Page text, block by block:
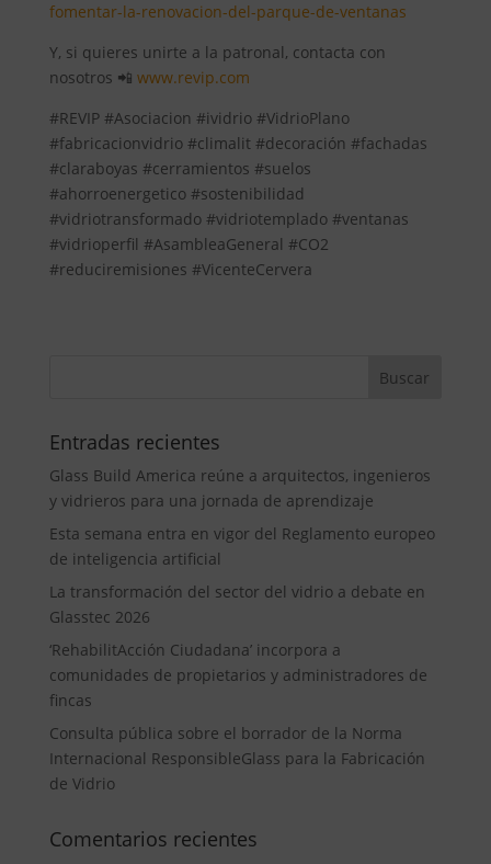
fomentar-la-renovacion-del-parque-de-ventanas
Y, si quieres unirte a la patronal, contacta con
nosotros 📲 www.revip.com
#REVIP #Asociacion #ividrio #VidrioPlano
#fabricacionvidrio #climalit #decoración #fachadas
#claraboyas #cerramientos #suelos
#ahorroenergetico #sostenibilidad
#vidriotransformado #vidriotemplado #ventanas
#vidrioperfil #AsambleaGeneral #CO2
#reduciremisiones #VicenteCervera
Entradas recientes
Glass Build America reúne a arquitectos, ingenieros
y vidrieros para una jornada de aprendizaje
Esta semana entra en vigor del Reglamento europeo
de inteligencia artificial
La transformación del sector del vidrio a debate en
Glasstec 2026
‘RehabilitAcción Ciudadana’ incorpora a
comunidades de propietarios y administradores de
fincas
Consulta pública sobre el borrador de la Norma
Internacional ResponsibleGlass para la Fabricación
de Vidrio
Comentarios recientes